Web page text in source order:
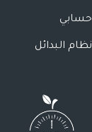
حسابي
نظام البدائل